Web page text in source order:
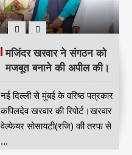
मजिंदर खरवार ने संगठन को
मजबूत बनाने की अपील की।
नई दिल्ली से मुंबई के वरिष्ठ पत्रकार
कपिलदेव खरवार की रिपोर्ट।खरवार
वेल्फेयर सोसायटी(रजि) की तरफ से
...